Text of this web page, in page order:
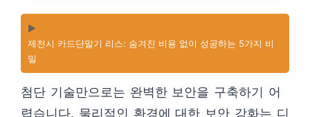
▶️
제천시 카드단말기 리스: 숨겨진 비용 없이 성공하는 5가지 비
밀
첨단 기술만으로는 완벽한 보안을 구축하기 어
렵습니다. 물리적인 환경에 대한 보안 강화는 디